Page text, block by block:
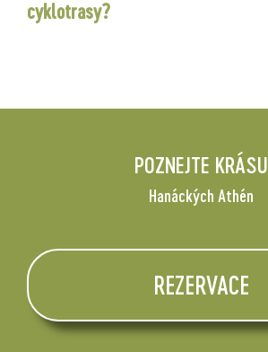
cyklotrasy?
POZNEJTE KRÁSU
Hanáckých Athén
REZERVACE